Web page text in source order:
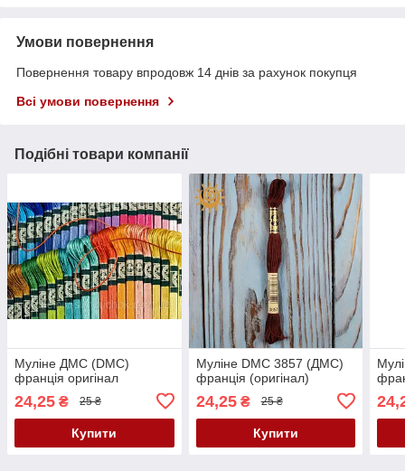
Умови повернення
Повернення товару впродовж 14 днів за рахунок покупця
Всі умови повернення
Подібні товари компанії
Муліне ДМС (DMC)
франція оригінал
24,25 ₴ 25 ₴
Купити
Муліне DMC 3857 (ДМС)
франція (оригінал)
24,25₴ 25 ₴
Купити